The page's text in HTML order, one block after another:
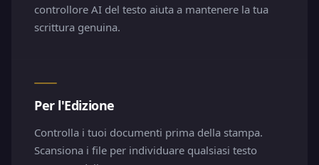
controllore AI del testo aiuta a mantenere la tua
scrittura genuina.
Per l'Edizione
Controlla i tuoi documenti prima della stampa.
Scansiona i file per individuare qualsiasi testo